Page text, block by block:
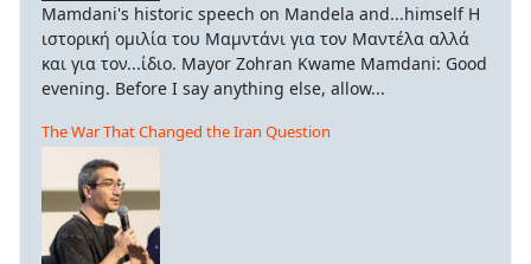
Mamdani's historic speech on Mandela and...himself Η
ιστορική ομιλία του Μαμντάνι για τον Μαντέλα αλλά
και για τον...ίδιο. Mayor Zohran Kwame Mamdani: Good
evening. Before I say anything else, allow...
The War That Changed the Iran Question